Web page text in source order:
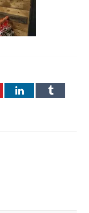
LinkedInTumblr